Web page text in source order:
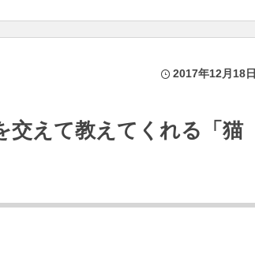
2017年12月18日
交えて教えてくれる「猫